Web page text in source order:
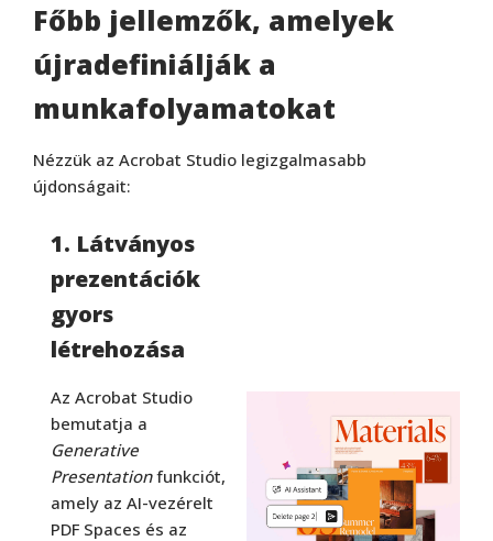
Főbb jellemzők, amelyek
újradefiniálják a
munkafolyamatokat
Nézzük az Acrobat Studio legizgalmasabb
újdonságait:
1. Látványos
prezentációk
gyors
létrehozása
Az Acrobat Studio
bemutatja a
Generative
Presentationfunkciót,
amely az AI-vezérelt
PDF Spaces és az